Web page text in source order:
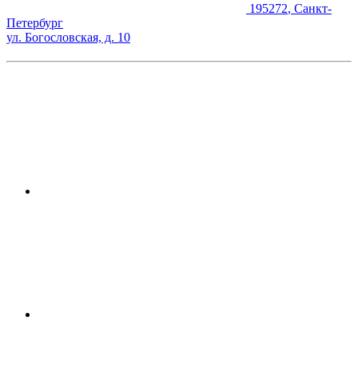
195272, Санкт-
Петербург
ул. Богословская, д. 10